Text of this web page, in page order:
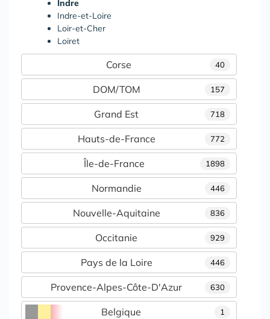
Indre
Indre-et-Loire
Loir-et-Cher
Loiret
40
Corse
157
DOM/TOM
718
Grand Est
772
Hauts-de-France
1898
Île-de-France
446
Normandie
836
Nouvelle-Aquitaine
929
Occitanie
446
Pays de la Loire
630
Provence-Alpes-Côte-D'Azur
Belgique 1